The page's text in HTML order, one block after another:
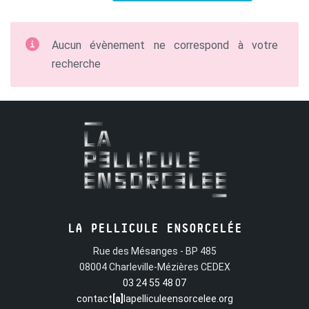
Aucun évènement ne correspond à votre
recherche
LA PELLICULE ENSORCELÉE
Rue des Mésanges - BP 485
08004 Charleville-Mézières CEDEX
03 24 55 48 07
contact [a] lapelliculeensorcelee.org